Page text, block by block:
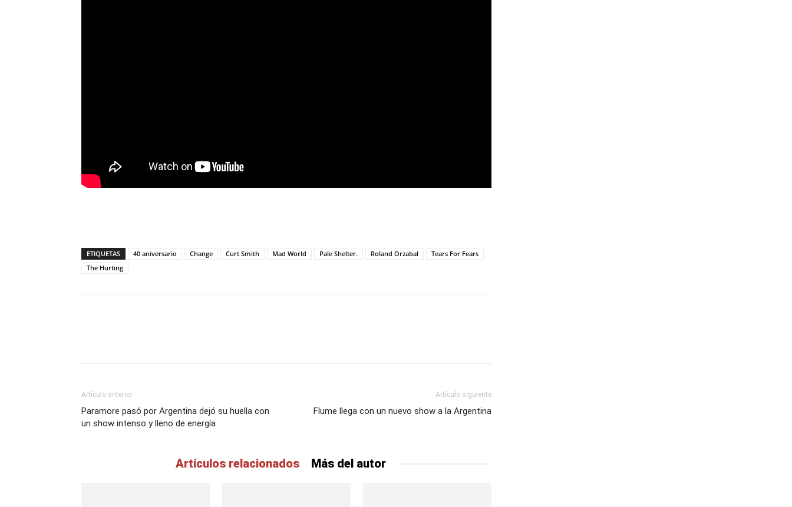
ETIQUETAS 40 aniversario Change Curt Smith Mad World Pale Shelter. Roland Orzabal
Tears For Fears
The Hurting
Artículo anterior
Paramore pasó por Argentina dejó su huella con
un show intenso y lleno de energía
Artículo siguiente
Flume llega con un nuevo show a la Argentina
Artículos relacionados Más del autor